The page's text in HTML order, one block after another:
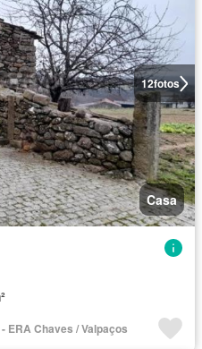
12fotos
Casa
ERA Chaves / Valpaços